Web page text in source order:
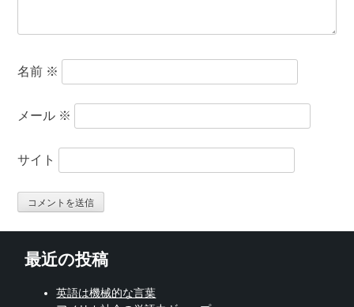
名前 ※
メール ※
サイト
最近の投稿
英語は機械的な言葉